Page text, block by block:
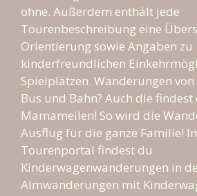
ohne. Außerdem enthält jede
Tourenbeschreibung eine
Orientierung sowie Angaben zu
kinderfreundlichen
Spielplätzen. Wanderungen
Bus und Bahn? Auch die
Mamameilen! So wird die
Ausflug für die ganze Familie!
Tourenportal findest du
Kinderwagenwanderungen in
Almwanderungen mit